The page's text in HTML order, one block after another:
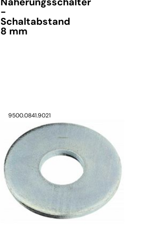
-
Schaltabstand
8 mm
9500.0841.9021